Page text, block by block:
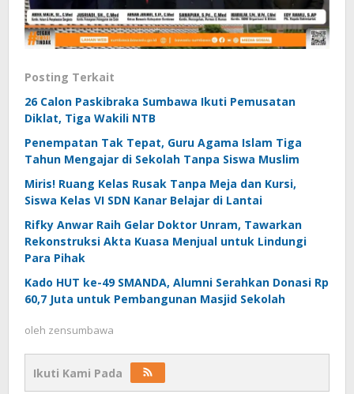
Posting Terkait
26 Calon Paskibraka Sumbawa Ikuti Pemusatan
Diklat, Tiga Wakili NTB
Penempatan Tak Tepat, Guru Agama Islam Tiga
Tahun Mengajar di Sekolah Tanpa Siswa Muslim
Miris! Ruang Kelas Rusak Tanpa Meja dan Kursi,
Siswa Kelas VI SDN Kanar Belajar di Lantai
Rifky Anwar Raih Gelar Doktor Unram, Tawarkan
Rekonstruksi Akta Kuasa Menjual untuk Lindungi
Para Pihak
Kado HUT ke-49 SMANDA, Alumni Serahkan Donasi Rp
60,7 Juta untuk Pembangunan Masjid Sekolah
oleh zensumbawa
Ikuti Kami Pada